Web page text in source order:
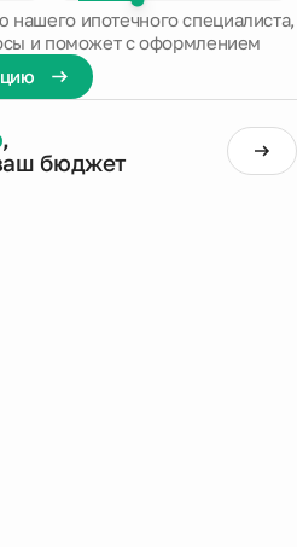
нашего ипотечного специалиста,
и поможет с оформлением
,
бюджет